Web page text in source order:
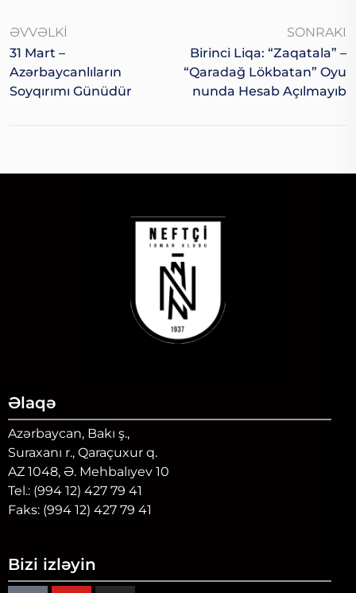
ƏVVƏLKI
31 Mart –
Azərbaycanlıların
Soyqırımı Günüdür
SONRAKI
Birinci Liqa: “Zaqatala” –
“Qaradağ Lökbatan” Oyu
Nunda Hesab Açılmayıb
Əlaqə
Azərbaycan, Bakı ş.,
Suraxanı r., Qaraçuxur q.
AZ 1048, Ə. Mehbalıyev 10
Tel.: (994 12) 427 79 41
Faks: (994 12) 427 79 41
Bizi izləyin